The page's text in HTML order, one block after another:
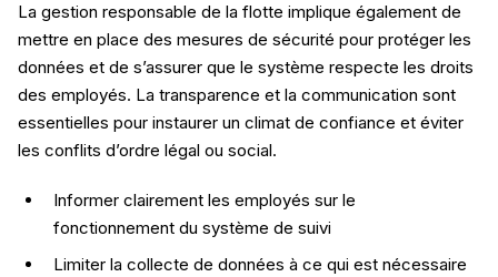
La gestion responsable de la flotte implique également de
mettre en place des mesures de sécurité pour protéger les
données et de s’assurer que le système respecte les droits
des employés. La transparence et la communication sont
essentielles pour instaurer un climat de confiance et éviter
les conflits d’ordre légal ou social.
Informer clairement les employés sur le
fonctionnement du système de suivi
Limiter la collecte de données à ce qui est nécessaire